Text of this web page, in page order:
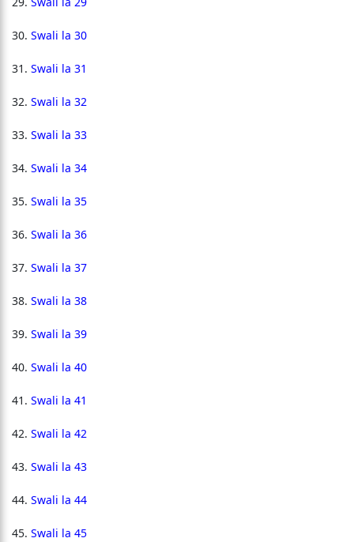
Swali la 30
Swali la 31
Swali la 32
Swali la 33
Swali la 34
Swali la 35
Swali la 36
Swali la 37
Swali la 38
Swali la 39
Swali la 40
Swali la 41
Swali la 42
Swali la 43
Swali la 44
Swali la 45